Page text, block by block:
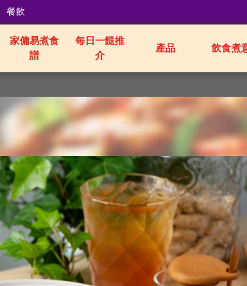
餐飲
家傭易煮食
譜
每日一餸推
介
產品 飲食煮